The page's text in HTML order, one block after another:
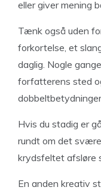
eller giver mening
Tænk også uden
forkortelse, et
daglig. Nogle
forfatterens sted
Hvis du stadig er
rundt om det
krydsfeltet afsløre
En anden kreativ